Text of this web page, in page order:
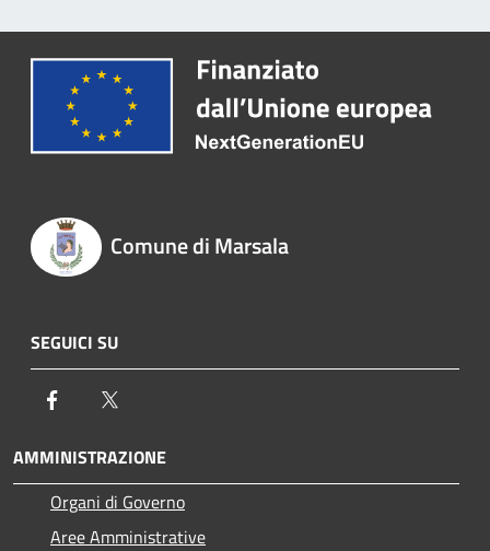
Comune di Marsala
SEGUICI SU
Facebook
AMMINISTRAZIONE
Organi di Governo
Aree Amministrative